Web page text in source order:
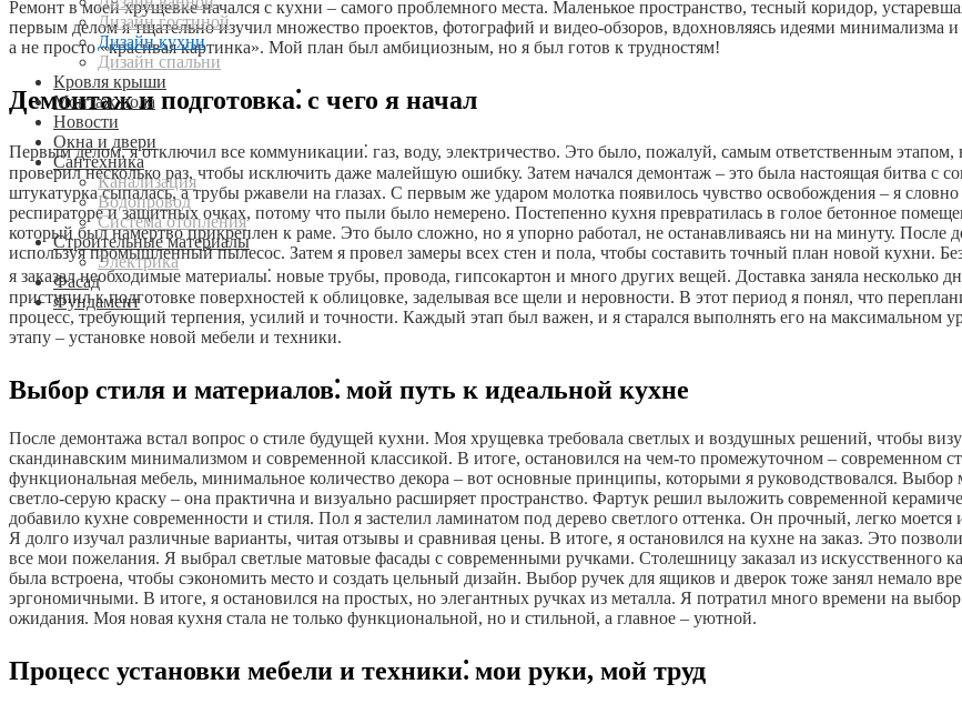
Дизайн гостиной
Дизайн кухни
Дизайн спальни
Кровля крыши
Монтаж пола
Новости
Окна и двери
Сантехника
Канализация
Водопровод
Система отопления
Строительные материалы
Электрика
Фасад
Фундамент
Ремонт в моей хрущевке начался с кухни – самого проблемного места. Маленькое пространство, тесный коридор,
первым делом я тщательно изучил множество проектов, фотографий и видео-обзоров, вдохновляясь идеями
а не просто «красивая картинка». Мой план был амбициозным, но я был готов к трудностям!
Демонтаж и подготовка⁚ с чего я начал
Первым делом, я отключил все коммуникации⁚ газ, воду, электричество. Это было, пожалуй, самым ответственным этапом,
проверил несколько раз, чтобы исключить даже малейшую ошибку. Затем начался демонтаж – это была настоящая битва с
штукатурка сыпалась, а трубы ржавели на глазах. С первым же ударом молотка появилось чувство освобождения – я
респираторе и защитных очках, потому что пыли было немерено. Постепенно кухня превратилась в голое бетонное
который был намертво прикреплен к раме. Это было сложно, но я упорно работал, не останавливаясь ни на минуту. После
используя промышленный пылесос. Затем я провел замеры всех стен и пола, чтобы составить точный план новой кухни.
я заказал необходимые материалы⁚ новые трубы, провода, гипсокартон и много других вещей. Доставка заняла несколько
приступил к подготовке поверхностей к облицовке, заделывая все щели и неровности. В этот период я понял, что
процесс, требующий терпения, усилий и точности. Каждый этап был важен, и я старался выполнять его на максимальном
этапу – установке новой мебели и техники.
Выбор стиля и материалов⁚ мой путь к идеальной кухне
После демонтажа встал вопрос о стиле будущей кухни. Моя хрущевка требовала светлых и воздушных решений, чтобы
скандинавским минимализмом и современной классикой. В итоге, остановился на чем-то промежуточном – современном
функциональная мебель, минимальное количество декора – вот основные принципы, которыми я руководствовался.
светло-серую краску – она практична и визуально расширяет пространство. Фартук решил выложить современной
добавило кухне современности и стиля. Пол я застелил ламинатом под дерево светлого оттенка. Он прочный, легко
Я долго изучал различные варианты, читая отзывы и сравнивая цены. В итоге, я остановился на кухне на заказ. Это
все мои пожелания. Я выбрал светлые матовые фасады с современными ручками. Столешницу заказал из искусственного
была встроена, чтобы сэкономить место и создать цельный дизайн. Выбор ручек для ящиков и дверок тоже занял немало
эргономичными. В итоге, я остановился на простых, но элегантных ручках из металла. Я потратил много времени на выбор
ожидания. Моя новая кухня стала не только функциональной, но и стильной, а главное – уютной.
Процесс установки мебели и техники⁚ мои руки, мой труд